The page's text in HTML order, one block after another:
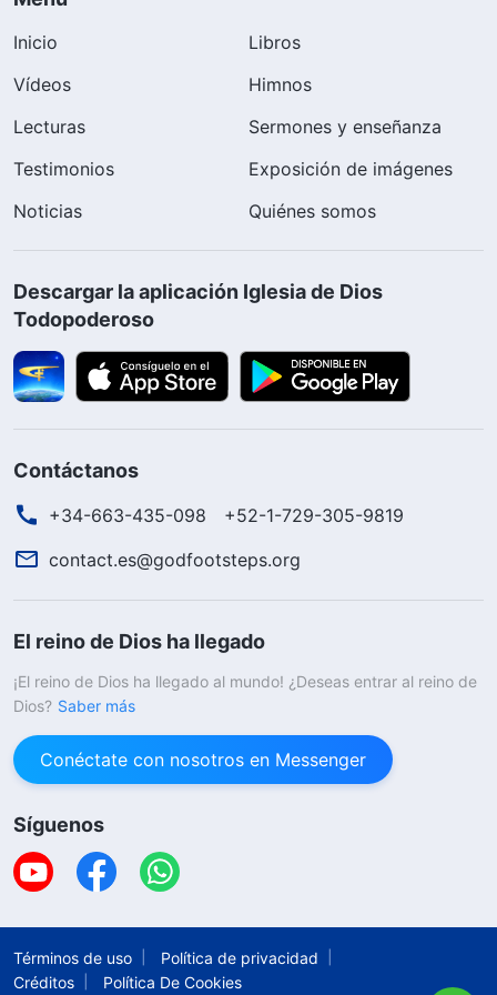
Inicio
Libros
Vídeos
Himnos
Lecturas
Sermones y enseñanza
Testimonios
Exposición de imágenes
Noticias
Quiénes somos
Descargar la aplicación Iglesia de Dios
Todopoderoso
Contáctanos
+34-663-435-098
+52-1-729-305-9819
contact.es@godfootsteps.org
El reino de Dios ha llegado
¡El reino de Dios ha llegado al mundo! ¿Deseas entrar al reino de
Dios? Saber más
Conéctate con nosotros en Messenger
Síguenos
Términos de uso
Política de privacidad
Créditos
Política De Cookies